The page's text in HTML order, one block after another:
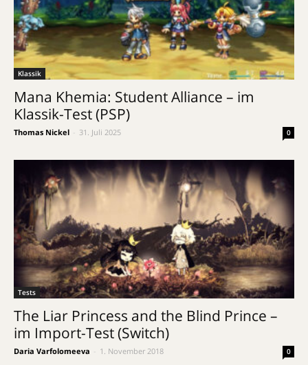
Klassik
Mana Khemia: Student Alliance – im
Klassik-Test (PSP)
Thomas Nickel 31. Juli 2025 0
Tests
The Liar Princess and the Blind Prince –
im Import-Test (Switch)
Daria Varfolomeeva 1. November 2018 0